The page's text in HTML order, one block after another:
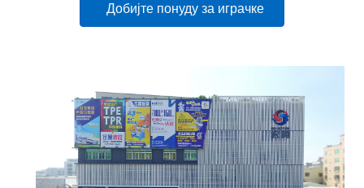
Добијте понуду за играчке